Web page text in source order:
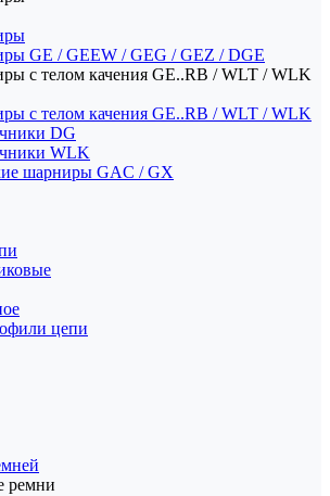
GE / GEEW / GEG / GEZ / DGE
с телом качения GE..RB / WLT / WLK
с телом качения GE..RB / WLT / WLK
DG
WLK
шарниры GAC / GX
цепи
ремни